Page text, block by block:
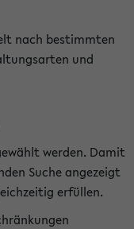
nach bestimmten
und
werden. Damit
Suche angezeigt
erfüllen.